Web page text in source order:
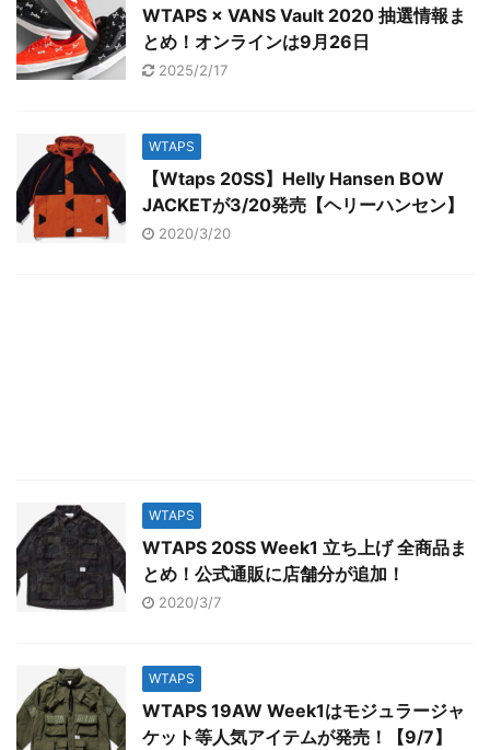
WTAPS × VANS Vault 2020 抽選情報ま
とめ！オンラインは9月26日
2025/2/17
WTAPS
【Wtaps 20SS】Helly Hansen BOW
JACKETが3/20発売【ヘリーハンセン】
2020/3/20
WTAPS
WTAPS 20SS Week1 立ち上げ 全商品ま
とめ！公式通販に店舗分が追加！
2020/3/7
WTAPS
WTAPS 19AW Week1はモジュラージャ
ケット等人気アイテムが発売！【9/7】